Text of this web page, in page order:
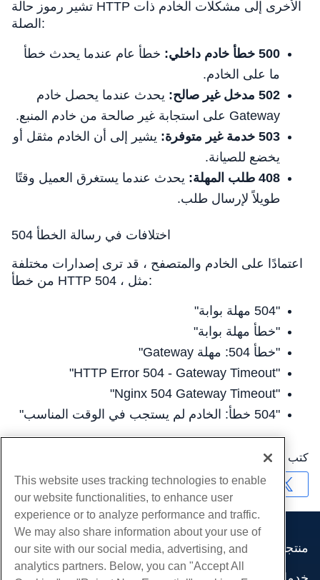
تشير رموز حالة HTTP الأخرى إلى مشكلات الخادم ذات
الصلة:
500 خطأ خادم داخلي:
خطأ عام عندما يحدث خطأ
ما على الخادم.
502 مدخل غير صالح:
يحدث عندما يحصل خادم
Gateway على استجابة غير صالحة من خادم المنبع.
503 خدمة غير متوفرة:
يشير إلى أن الخادم مثقل أو
يخضع للصيانة.
408 طلب المهلة:
يحدث عندما يستغرق العميل وقتًا
طويلاً لإرسال طلب.
اختلافات في رسالة الخطأ 504
اعتمادًا على الخادم والمتصفح ، قد ترى إصدارات مختلفة
من خطأ HTTP 504 ، مثل:
"504 مهلة بوابة"
"خطأ مهلة بوابة"
"خطأ 504: مهلة Gateway"
"HTTP Error 504 - Gateway Timeout"
"Nginx 504 Gateway Timeout"
"504 خطأ: الخادم لم يستجب في الوقت المناسب"
كتب بواسطة
نسخ URL
منتجات
استضافة الموقع
This website uses tracking technologies to enable
our website functionalities, to enhance user
experience or to analyze performance and traffic.
We may also share information about your use of
our site with our social media, advertising, and
analytics partners. Below, you can "Accept All